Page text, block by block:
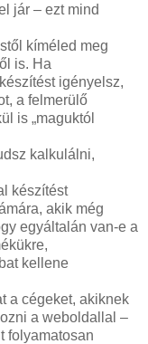
jár – ezt mind
kíméled meg
is. Ha
igényelsz,
a felmerülő
is „maguktól
kalkulálni,
készítést
akik még
egyáltalán van-e a
kellene
a cégeket, akiknek
a weboldallal –
folyamatosan